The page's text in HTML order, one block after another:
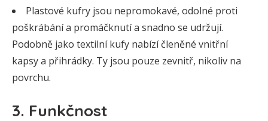
Plastové kufry jsou nepromokavé, odolné proti
poškrábání a promáčknutí a snadno se udržují.
Podobně jako textilní kufy nabízí členěné vnitřní
kapsy a přihrádky. Ty jsou pouze zevnitř, nikoliv na
povrchu.
3. Funkčnost